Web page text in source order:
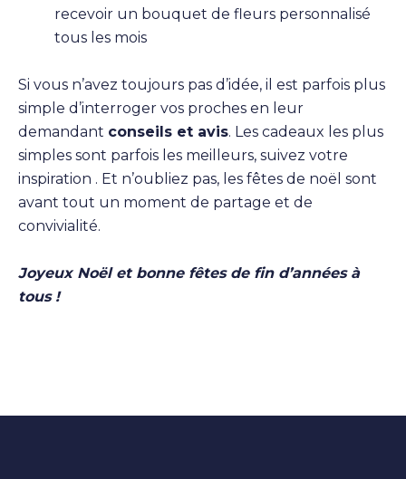
recevoir un bouquet de fleurs personnalisé
tous les mois
Si vous n’avez toujours pas d’idée, il est parfois plus
simple d’interroger vos proches en leur
demandant conseils et avis. Les cadeaux les plus
simples sont parfois les meilleurs, suivez votre
inspiration . Et n’oubliez pas, les fêtes de noël sont
avant tout un moment de partage et de
convivialité.
Joyeux Noël et bonne fêtes de fin d’années à
tous !